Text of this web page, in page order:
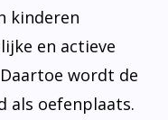
kinderen
en actieve
wordt de
als oefenplaats.